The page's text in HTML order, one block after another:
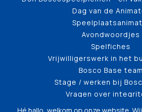
Dag van de
Avondwoordjes
Spelfiches
Vrijwilligerswerk in het
Bosco Base team
Stage / werken bij
Vragen over